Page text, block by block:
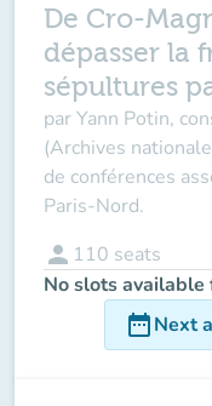
De Cro-
dépasser la
sépultures
par Yann Potin,
(Archives
de conférences
Paris-Nord.
person 110 seats
No slots available
date_rangeNext